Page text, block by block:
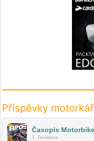
Příspěvky
Časopis
7. července